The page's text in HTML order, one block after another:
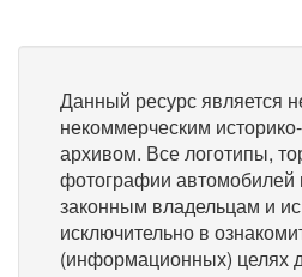
Данный ресурс является
некоммерческим
архивом. Все логотипы,
фотографии автомобилей
законным владельцам и
исключительно в
(информационных) целях